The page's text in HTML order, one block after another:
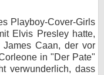
Playboy-Cover-Girls
Elvis Presley hatte,
Caan, der vor
in "Der Pate"
verwunderlich, dass